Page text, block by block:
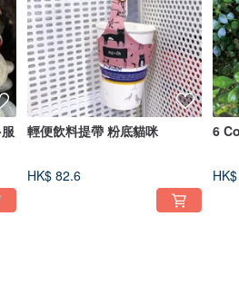
輕便飲料提帶 粉底貓咪
HK$ 82.6
6